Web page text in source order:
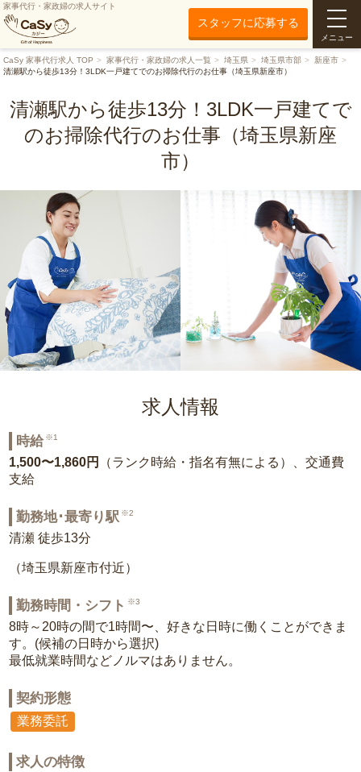
家事代行・家政婦の求人サイト
スタッフに応募する
メニュー
CaSy 家事代行求人 TOP 家事代行・家政婦の求人一覧 埼玉県 埼玉県市部
新座市
清瀬駅から徒歩13分！3LDK一戸建てでのお掃除代行のお仕事（埼玉県新座市）
清瀬駅から徒歩13分！3LDK一戸建てで
のお掃除代行のお仕事（埼玉県新座
市）
求人情報
時給 ※1
1,500〜1,860円
（ランク時給・指名有無による）、交通費
支給
勤務地･最寄り駅 ※2
清瀬 徒歩13分
（埼玉県新座市付近）
勤務時間・シフト ※3
8時～20時の間で1時間〜、好きな日時に働くことができま
す。(候補の日時から選択)
最低就業時間などノルマはありません。
契約形態
業務委託
求人の特徴